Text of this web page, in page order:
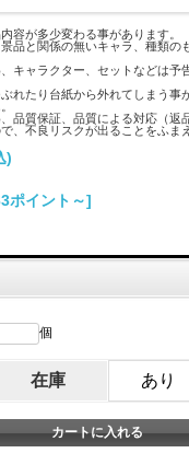
容が多少変わる事があります。
品と関係の無いキャラ、種類の
キャラクター、セットなどは予
れたり台紙から外れてしまう事
品質保証、品質による対応（返
、不良リスクが出ることをふま
)
ポイント～]
個
在庫 あり